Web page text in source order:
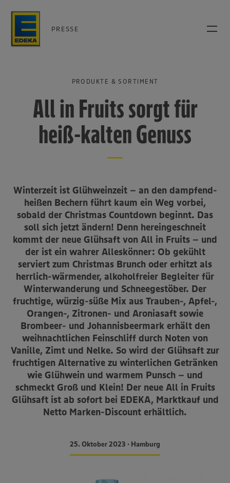
PRESSE
PRODUKTE & SORTIMENT
All in Fruits sorgt für
heiß-kalten Genuss
Winterzeit ist Glühweinzeit – an den dampfend-
heißen Bechern führt kaum ein Weg vorbei,
sobald der Christmas Countdown beginnt. Das
soll sich jetzt ändern! Denn hereingeschneit
kommt der neue Glühsaft von All in Fruits – und
der ist ein wahrer Alleskönner: Ob gekühlt
serviert zum Christmas Brunch oder erhitzt als
herrlich-wärmender, alkoholfreier Begleiter für
Winterwanderung und Schneegestöber. Der
fruchtige, würzig-süße Mix aus Trauben-, Apfel-,
Orangen-, Zitronen- und Aroniasaft sowie
Brombeer- und Johannisbeermark erhält den
weihnachtlichen Feinschliff durch Noten von
Vanille, Zimt und Nelke. So wird der Glühsaft zur
fruchtigen Alternative zu winterlichen Getränken
wie Glühwein und warmem Punsch – und
schmeckt Groß und Klein! Der neue All in Fruits
Glühsaft ist ab sofort bei EDEKA, Marktkauf und
Netto Marken-Discount erhältlich.
25. Oktober 2023 • Hamburg